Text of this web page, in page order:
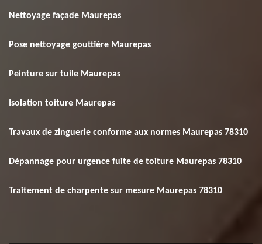
Nettoyage façade Maurepas
Pose nettoyage gouttière Maurepas
Peinture sur tuile Maurepas
Isolation toiture Maurepas
Travaux de zinguerie conforme aux normes Maurepas 78310
Dépannage pour urgence fuite de toiture Maurepas 78310
Traitement de charpente sur mesure Maurepas 78310